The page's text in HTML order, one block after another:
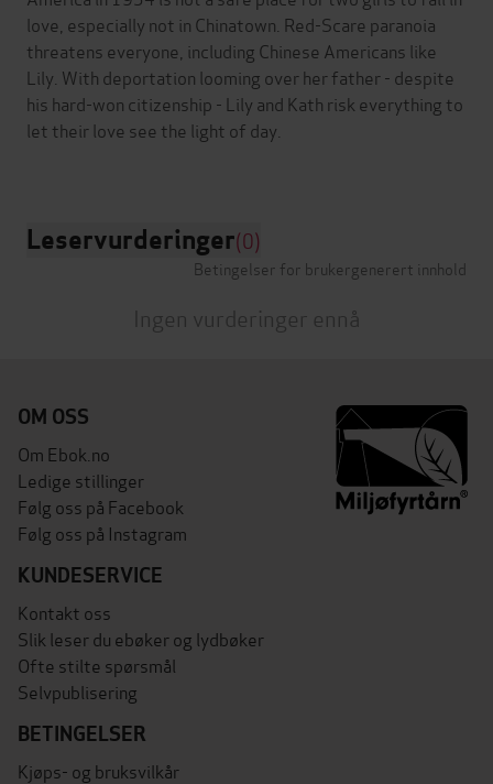
love, especially not in Chinatown. Red-Scare paranoia
threatens everyone, including Chinese Americans like
Lily. With deportation looming over her father - despite
his hard-won citizenship - Lily and Kath risk everything to
let their love see the light of day.
Leservurderinger(0)
Betingelser for brukergenerert innhold
Ingen vurderinger ennå
OM OSS
Om Ebok.no
Ledige stillinger
Følg oss på Facebook
Følg oss på Instagram
KUNDESERVICE
Kontakt oss
Slik leser du ebøker og lydbøker
Ofte stilte spørsmål
Selvpublisering
BETINGELSER
Kjøps- og bruksvilkår